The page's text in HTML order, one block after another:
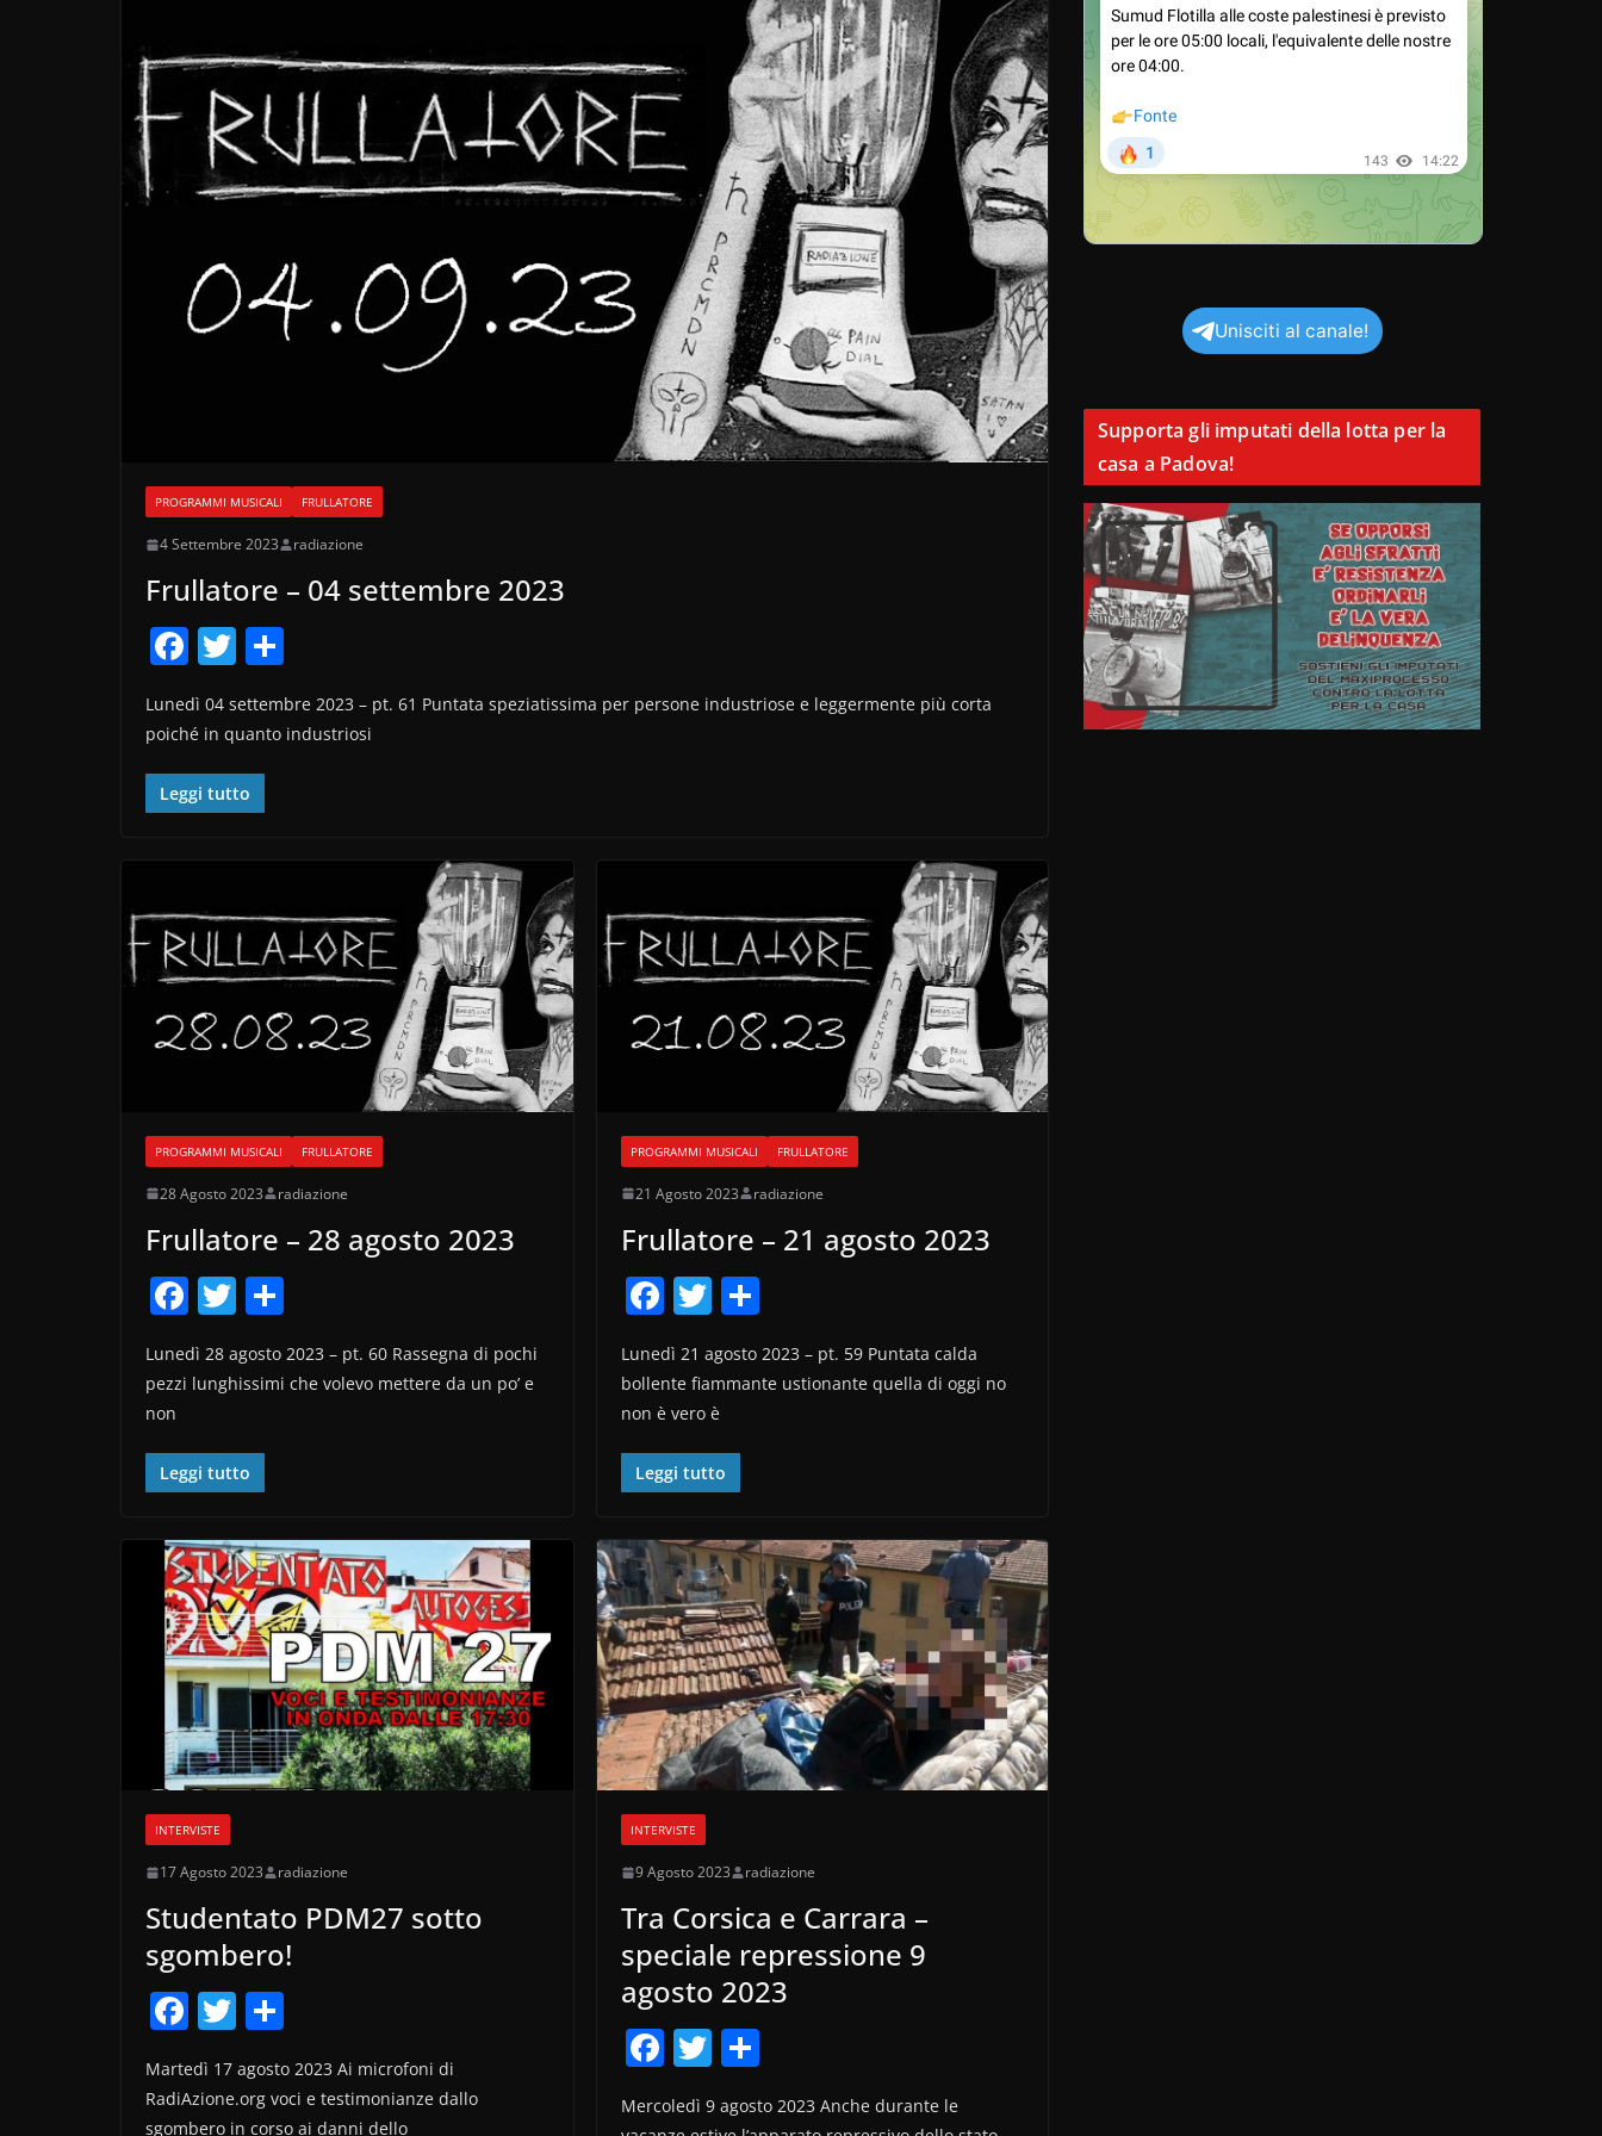
PROGRAMMI MUSICALI FRULLATORE
4 Settembre 2023 radiazione
Frullatore – 04 settembre 2023
F
a
c
e
b
o
k
T
itt
er
o
n
Lunedì 04 settembre 2023 – pt. 61 Puntata speziatissima per persone industriose e leggermente più corta
poiché in quanto industriosi
Leggi tutto
PROGRAMMI MUSICALI FRULLATORE
28 Agosto 2023 radiazione
Frullatore – 28 agosto 2023
F
a
c
b
o
k
T
itt n
Lunedì 28 agosto 2023 – pt. 60 Rassegna di pochi
pezzi lunghissimi che volevo mettere da un po’ e
non
Leggi tutto
PROGRAMMI MUSICALI FRULLATORE
21 Agosto 2023 radiazione
Frullatore – 21 agosto 2023
F
a
c
e
b
o
k
T
itt
er
C
n
Lunedì 21 agosto 2023 – pt. 59 Puntata calda
bollente fiammante ustionante quella di oggi no
non è vero è
Leggi tutto
INTERVISTE
17 Agosto 2023 radiazione
Studentato PDM27 sotto
sgombero!
F
a
c
e
T
itt
er
n
di
Martedì 17 agosto 2023 Ai microfoni di
RadiAzione.org voci e testimonianze dallo
sgombero in corso ai danni dello
INTERVISTE
9 Agosto 2023 radiazione
Tra Corsica e Carrara –
speciale repressione 9
agosto 2023
F
a
c
T
itt
C
n
Mercoledì 9 agosto 2023 Anche durante le
Unisciti al canale!
Supporta gli imputati della lotta per la
casa a Padova!